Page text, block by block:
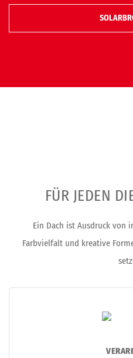
FÜR JEDEN
Ein Dach ist Ausdruck von
Farbvielfalt und kreative